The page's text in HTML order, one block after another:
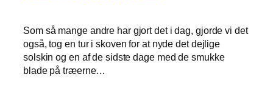
Som så mange andre har gjort det i dag, gjorde vi det
også, tog en tur i skoven for at nyde det dejlige
solskin og en af de sidste dage med de smukke
blade på træerne…